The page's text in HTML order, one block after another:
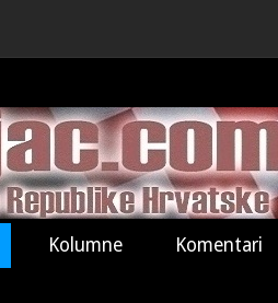
Kolumne Komentari